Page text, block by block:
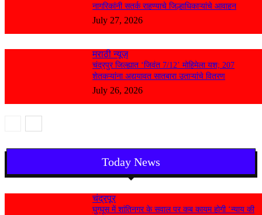
नागरिकांनी सतर्क राहण्याचे जिल्हाधिकाऱ्यांचे आवाहन
July 27, 2026
मराठी न्यूज़
चंद्रपुर जिल्ह्यात ‘जिवंत 7/12’ मोहिमेला यश; 207
शेतकऱ्यांना अद्ययावत सातबारा उताऱ्यांचे वितरण
July 26, 2026
Today News
चंद्रपूर
घुग्घूस में शांतिनगर के सवाल पर कब कायम होगी ‘न्याय की